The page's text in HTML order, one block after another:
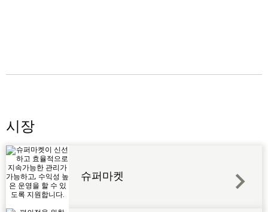
시장
슈퍼마켓